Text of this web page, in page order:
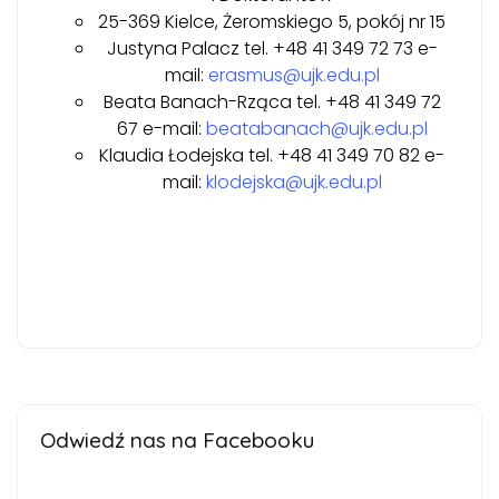
25-369 Kielce, Żeromskiego 5, pokój nr 15
Justyna Palacz tel. +48 41 349 72 73 e-
mail: erasmus@ujk.edu.pl
Beata Banach-Rząca tel. +48 41 349 72
67 e-mail: beatabanach@ujk.edu.pl
Klaudia Łodejska tel. +48 41 349 70 82 e-
mail: klodejska@ujk.edu.pl
Odwiedź nas na Facebooku